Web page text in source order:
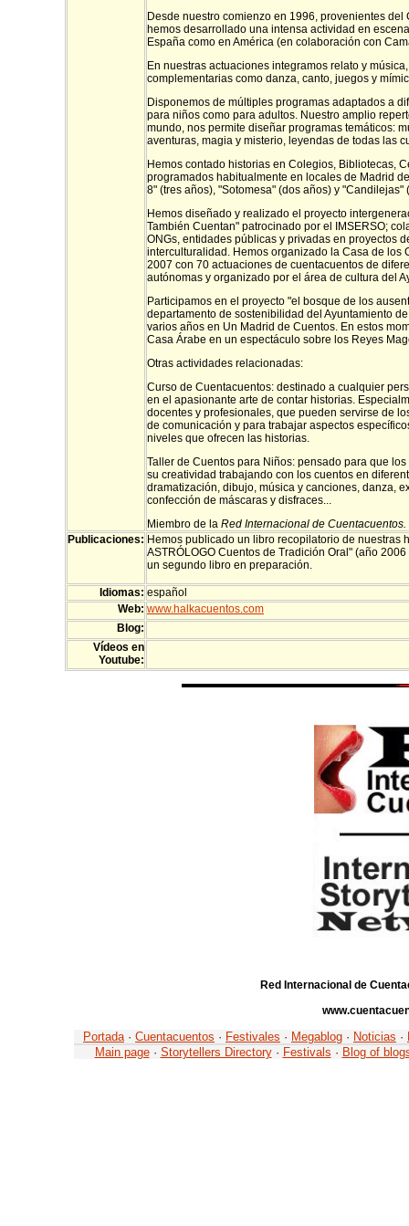
Desde nuestro comienzo en 1996, provenientes
hemos desarrollado una intensa actividad en
España como en América (en colaboración con
En nuestras actuaciones integramos relato y
complementarias como danza, canto, juegos y
Disponemos de múltiples programas adaptados a
para niños como para adultos. Nuestro amplio
mundo, nos permite diseñar programas temáticos:
aventuras, magia y misterio, leyendas de todas las
Hemos contado historias en Colegios, Bibliotecas,
programados habitualmente en locales de Madrid
8" (tres años), "Sotomesa" (dos años) y "Candilejas"
Hemos diseñado y realizado el proyecto
También Cuentan" patrocinado por el IMSERSO;
ONGs, entidades públicas y privadas en proyectos
interculturalidad. Hemos organizado la Casa de los
2007 con 70 actuaciones de cuentacuentos de
autónomas y organizado por el área de cultura del
Participamos en el proyecto "el bosque de los
departamento de sostenibilidad del Ayuntamiento
varios años en Un Madrid de Cuentos. En estos
Casa Árabe en un espectáculo sobre los Reyes
Otras actividades relacionadas:
Curso de Cuentacuentos: destinado a cualquier
en el apasionante arte de contar historias.
docentes y profesionales, que pueden servirse de
de comunicación y para trabajar aspectos
niveles que ofrecen las historias.
Taller de Cuentos para Niños: pensado para que
su creatividad trabajando con los cuentos en
dramatización, dibujo, música y canciones, danza,
confección de máscaras y disfraces...
Miembro de la Red Internacional de Cuentacuentos.
Publicaciones: Hemos publicado un libro recopilatorio de nuestras
ASTRÓLOGO Cuentos de Tradición Oral" (año
un segundo libro en preparación.
Idiomas: español
Web: www.halkacuentos.com
Blog:
Vídeos en
Youtube:
Red Internacional de
Portada · Cuentacuentos · Festivales · Megablog · Noticias ·
Main page · Storytellers Directory · Festivals · Blog of